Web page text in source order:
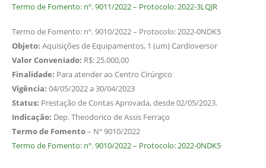
Termo de Fomento: nº. 9011/2022 – Protocolo: 2022-3LQJR
Termo de Fomento: nº. 9010/2022 – Protocolo: 2022-0NDK5
Objeto: Aquisições de Equipamentos, 1 (um) Cardioversor
Valor Conveniado: R$: 25.000,00
Finalidade: Para atender ao Centro Cirúrgico
Vigência: 04/05/2022 a 30/04/2023
Status: Prestação de Contas Aprovada, desde 02/05/2023.
Indicação: Dep. Theodorico de Assis Ferraço
Termo de Fomento– Nº 9010/2022
Termo de Fomento: nº. 9010/2022 – Protocolo: 2022-0NDK5